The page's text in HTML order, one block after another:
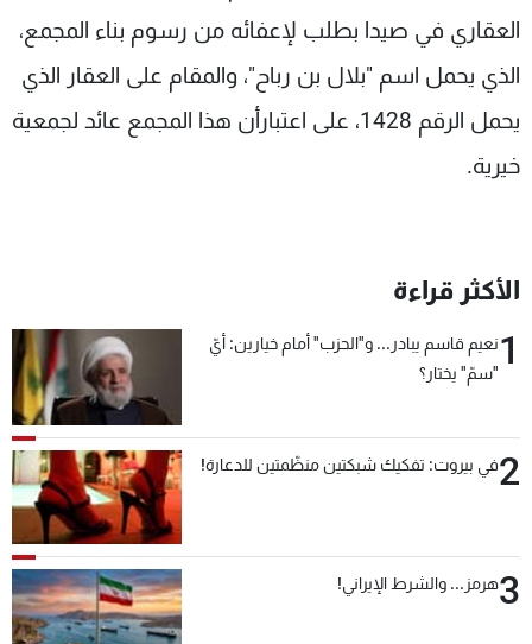
العقاري في صيدا بطلب لإعفائه من رسوم بناء المجمع،
الذي يحمل اسم "بلال بن رباح"، والمقام على العقار الذي
يحمل الرقم 1428، على اعتبارأن هذا المجمع عائد لجمعية
خيرية.
الأكثر قراءة
1نعيم قاسم يبادر... و"الحزب" أمام خيارين: أيّ
"سمّ" يختار؟
2في بيروت: تفكيك شبكتين منظّمتين للدعارة!
3هرمز... والشرط الإيراني!